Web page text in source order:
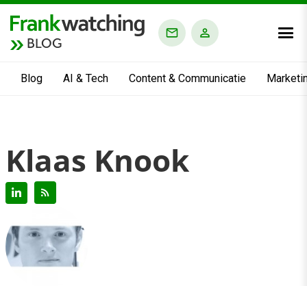
BLOG
Blog AI & Tech Content & Communicatie
Klaas Knook